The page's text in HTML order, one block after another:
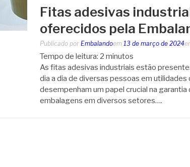
Fitas adesivas
oferecidos pela
Publicado por Embalandoem 13 de março de 2024
Tempo de leitura: 2 minutos
As fitas adesivas industriais estão
dia a dia de diversas pessoas em
desempenham um papel crucial na
embalagens em diversos setores….